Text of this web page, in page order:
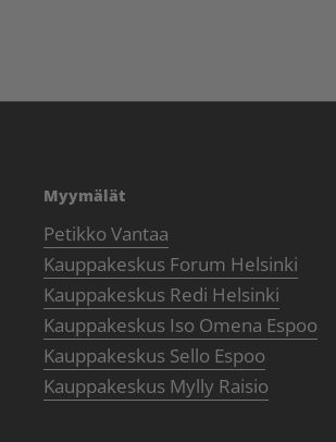
Myymälät
Petikko Vantaa
Kauppakeskus Forum Helsinki
Kauppakeskus Redi Helsinki
Kauppakeskus Iso Omena Espoo
Kauppakeskus Sello Espoo
Kauppakeskus Mylly Raisio